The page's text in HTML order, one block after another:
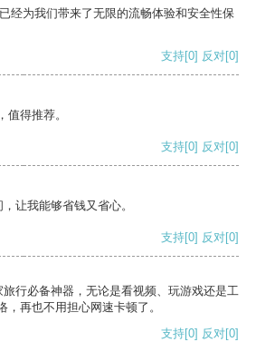
经为我们带来了无限的流畅体验和安全性保
支持[0] 反对[0]
值得推荐。
支持[0] 反对[0]
让我能够省钱又省心。
支持[0] 反对[0]
行必备神器，无论是看视频、玩游戏还是工
再也不用担心网速卡顿了。
支持[0] 反对[0]